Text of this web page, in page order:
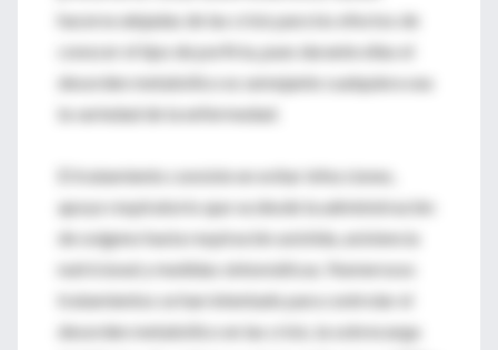
hacerse alejadas de las crisis para los efectos de
conocer el tipo de porfiria, pues durante ellas el
desorden metabólico es semejante cualquiera sea
la variedad de la enfermedad.
El tratamiento consiste en evitar infecciones,
apoyo respiratorio que va desde la administración
de oxígeno hasta respiración asistida, asistencia
nutricional y medidas sintomáticas. Numerosos
tratamientos se han intentado para controlar el
desorden metabólico en las crisis, la sobrecarga